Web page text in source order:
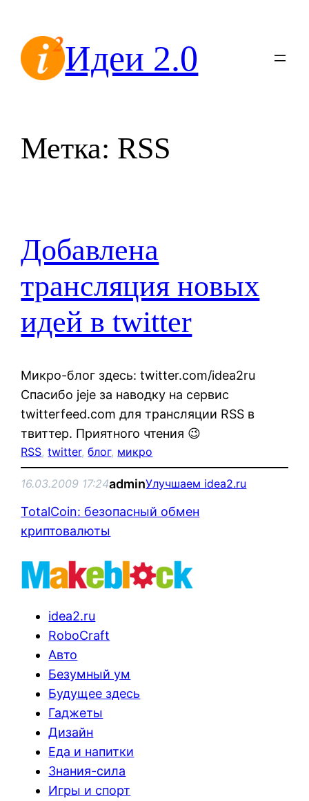
содержимомуИдеи 2.0
Метка: RSS
Добавлена
трансляция новых
идей в twitter
Микро-блог здесь: twitter.com/idea2ru
Спасибо jeje за наводку на сервис
twitterfeed.com для трансляции RSS в
твиттер. Приятного чтения 😉
RSS, twitter, блог, микро
16.03.2009 17:24adminУлучшаем idea2.ru
TotalCoin: безопасный обмен
криптовалюты
idea2.ru
RoboCraft
Авто
Безумный ум
Будущее здесь
Гаджеты
Дизайн
Еда и напитки
Знания-сила
Игры и спорт